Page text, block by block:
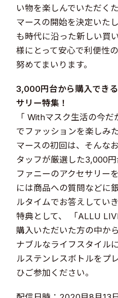
い物を楽しんでいただく
マースの開始を決定いた
も時代に沿った新しい買
様にとって安心で利便性
努めてまいります。
3,000円台から購入でき
サリー特集！​​
「 Withマスク生活の今
でファッションを楽しみ
マースの初回は、そんな
タッフが厳選した3,000
ファニーのアクセサリー
には商品への質問などに
ルタイムでお答えしてい
特典として、 「ALLU
購入いただいた方の中か
ナブルなライフスタイル
ルステンレスボトルをプ
ひご参加ください。​